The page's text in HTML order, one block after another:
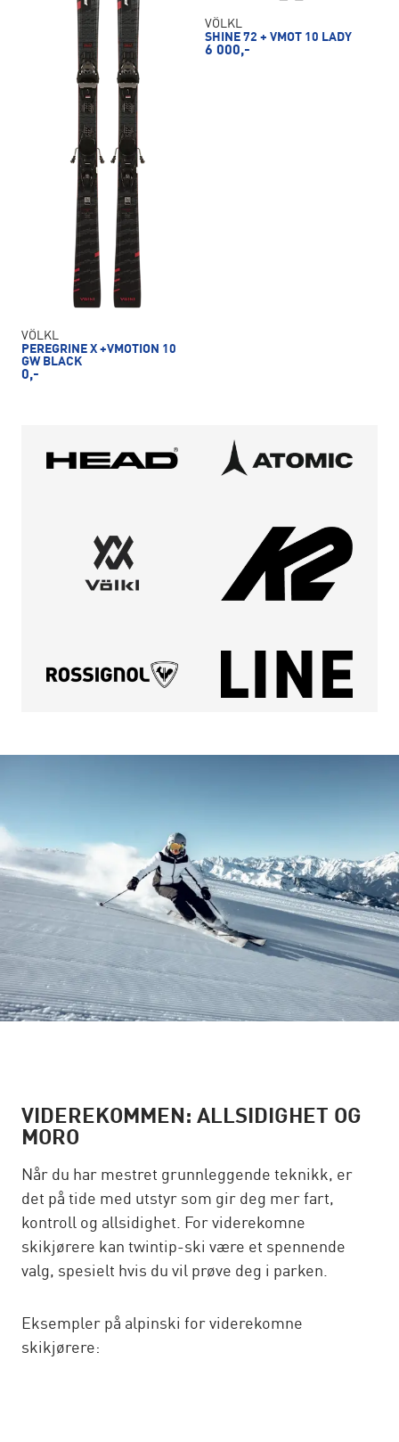
VÖLKL
PEREGRINE X +VMOTION 10
GW BLACK
0,-
VÖLKL
SHINE 72 + VMOT 10 LADY
6 000,-
VIDEREKOMMEN: ALLSIDIGHET OG
MORO
Når du har mestret grunnleggende teknikk, er
det på tide med utstyr som gir deg mer fart,
kontroll og allsidighet. For viderekomne
skikjørere kan twintip-ski være et spennende
valg, spesielt hvis du vil prøve deg i parken.
Eksempler på alpinski for viderekomne
skikjørere: